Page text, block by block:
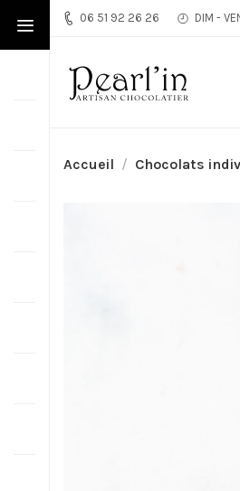
06 51 92 26 26 DIM -
Accueil Chocolats